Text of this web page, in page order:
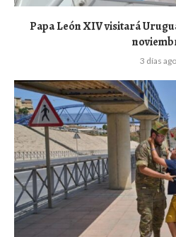
Papa León XIV visitará
3 días ago